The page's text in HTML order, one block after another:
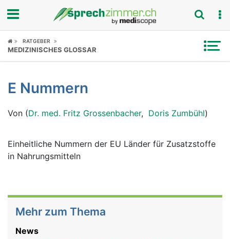
Fokus
Symptome
Untersuchungen
News
RATGEBER
MEDIZINISCHES GLOSSAR
E Nummern
Von (Dr. med. Fritz Grossenbacher, Doris Zumbühl)
Einheitliche Nummern der EU Länder für Zusatzstoffe
in Nahrungsmitteln
Mehr zum Thema
News